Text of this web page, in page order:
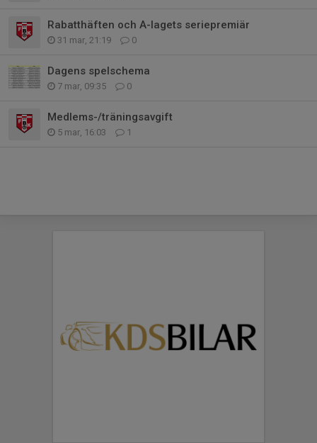
Rabatthäften och A-lagets seriepremiär
31 mar, 21:19 0
Dagens spelschema
7 mar, 09:35 0
Medlems-/träningsavgift
5 mar, 16:03 1